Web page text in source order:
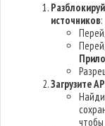
источников:
Загрузите